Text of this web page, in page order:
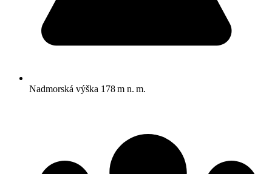
Nadmorská výška 178 m n. m.